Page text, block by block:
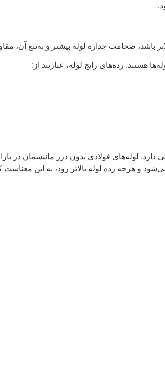
لوله‌های فولادی بدون درز مانیسمان در